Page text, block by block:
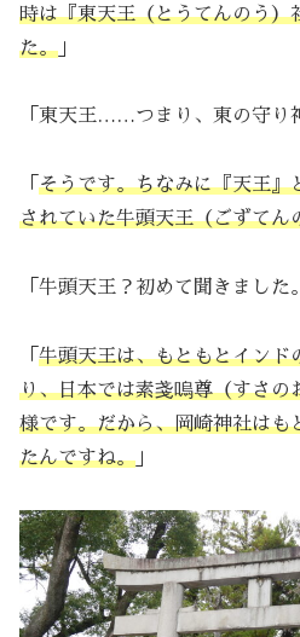
時は『東天王（とうてんのう）
た。 」
「東天王……つまり、東の守り
「 そうです。ちなみに『天王』
されていた牛頭天王（ごずてん
「牛頭天王？初めて聞きました
「 牛頭天王は、もともとインド
り、日本では素戔嗚尊（すさの
様です。だから、岡崎神社はも
たんですね。 」